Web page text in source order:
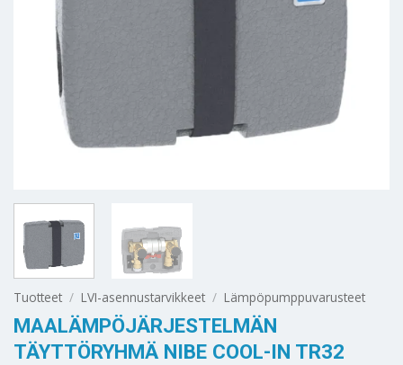
Tuotteet / LVI-asennustarvikkeet / Lämpöpumppuvarusteet
MAALÄMPÖJÄRJESTELMÄN
TÄYTTÖRYHMÄ NIBE COOL-IN TR32